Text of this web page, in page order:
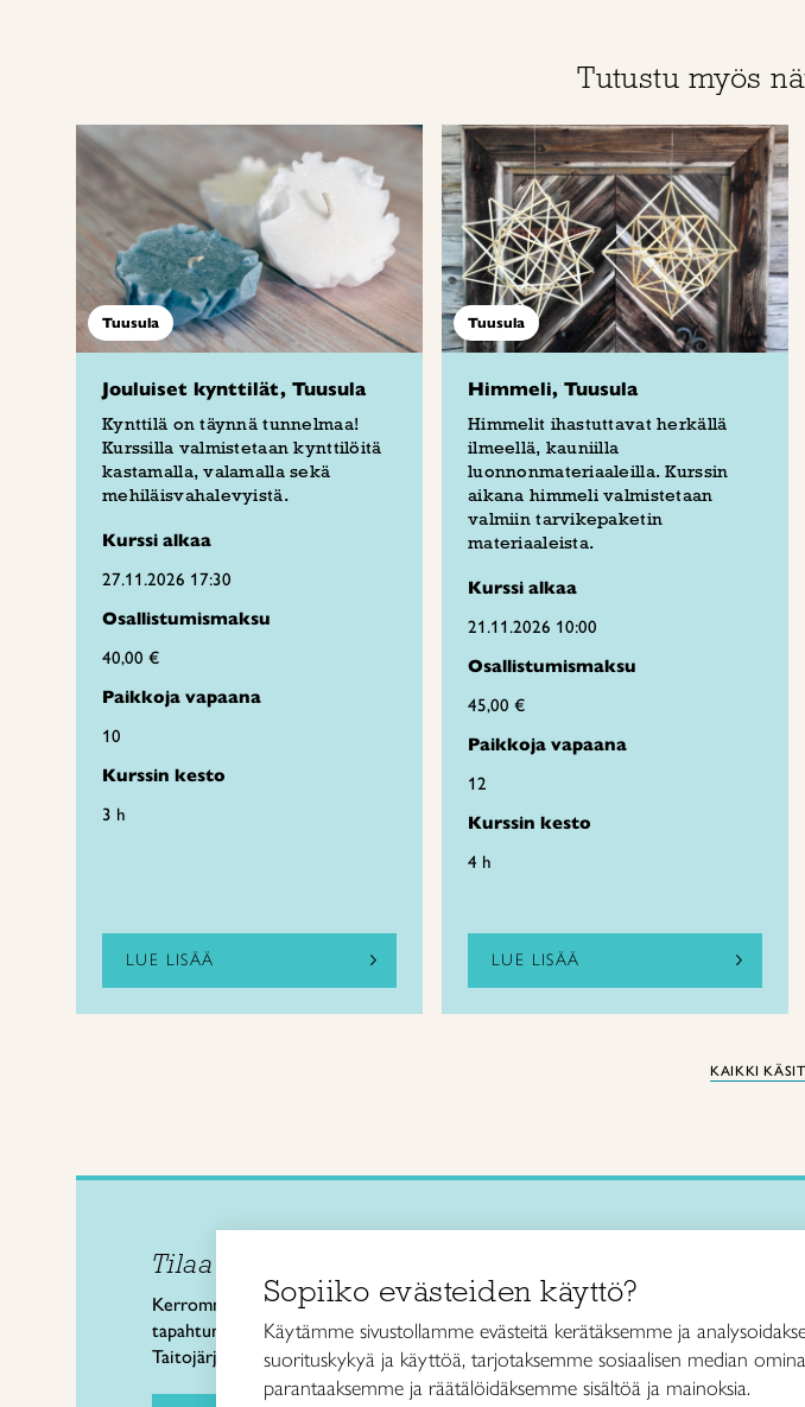
Tutustu myös
Tuusula
Jouluiset kynttilät, Tuusula
Kynttilä on täynnä tunnelmaa!
Kurssilla valmistetaan kynttilöitä
kastamalla, valamalla sekä
mehiläisvahalevyistä.
Kurssi alkaa
27.11.2026 17:30
Osallistumismaksu
40,00 €
Paikkoja vapaana
10
Kurssin kesto
3 h
LUE LISÄÄ
Tuusula
Himmeli, Tuusula
Himmelit ihastuttavat herkällä
ilmeellä, kauniilla
luonnonmateriaaleilla. Kurssin
aikana himmeli valmistetaan
valmiin tarvikepaketin
materiaaleista.
Kurssi alkaa
21.11.2026 10:00
Osallistumismaksu
45,00 €
Paikkoja vapaana
12
Kurssin kesto
4 h
LUE LISÄÄ
KAIKKI
Tilaa uutiskirje
Kerromme käsityön valtakunnallisista
tapahtumista ja uutisista sekä
Taitojärjestön toiminnasta.
Käsi- ja taideteollisuusliitto Taito ry
Kalevankatu 61
00180 Helsinki
puh. 040 7525 160
Sopiiko evästeiden käyttö?
Käytämme sivustollamme evästeitä kerätäksemme ja
suorituskykyä ja käyttöä, tarjotaksemme sosiaalisen median
parantaaksemme ja räätälöidäksemme sisältöä ja mainoksia.